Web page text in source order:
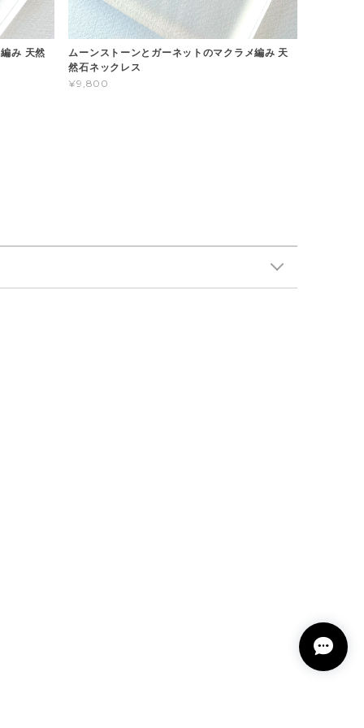
み 天然
ムーンストーンとガーネットのマクラメ編み 天
然石ネックレス
¥9,800